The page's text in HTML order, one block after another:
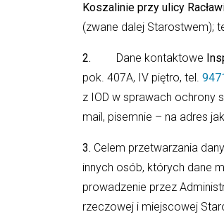
Koszalinie przy ulicy
(zwane dalej Starostwem);
2. Dane kontaktowe
pok. 407A, IV piętro, tel.
z IOD w sprawach ochrony
mail, pisemnie – na adres
3. Celem przetwarzania
innych osób, których dane
prowadzenie przez
rzeczowej i miejscowej